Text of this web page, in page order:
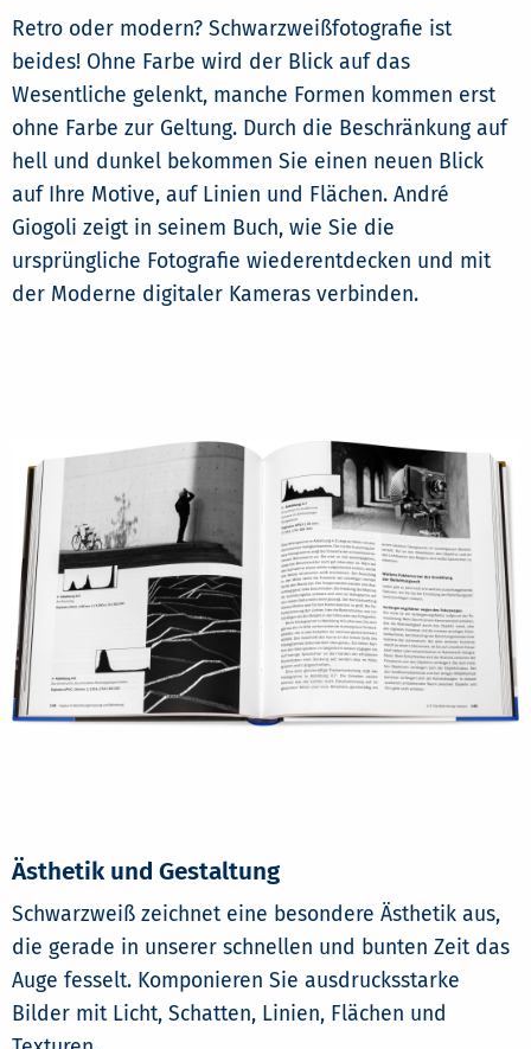
Retro oder modern? Schwarzweißfotografie ist
beides! Ohne Farbe wird der Blick auf das
Wesentliche gelenkt, manche Formen kommen erst
ohne Farbe zur Geltung. Durch die Beschränkung auf
hell und dunkel bekommen Sie einen neuen Blick
auf Ihre Motive, auf Linien und Flächen. André
Giogoli zeigt in seinem Buch, wie Sie die
ursprüngliche Fotografie wiederentdecken und mit
der Moderne digitaler Kameras verbinden.
Ästhetik und Gestaltung
Schwarzweiß zeichnet eine besondere Ästhetik aus,
die gerade in unserer schnellen und bunten Zeit das
Auge fesselt. Komponieren Sie ausdrucksstarke
Bilder mit Licht, Schatten, Linien, Flächen und